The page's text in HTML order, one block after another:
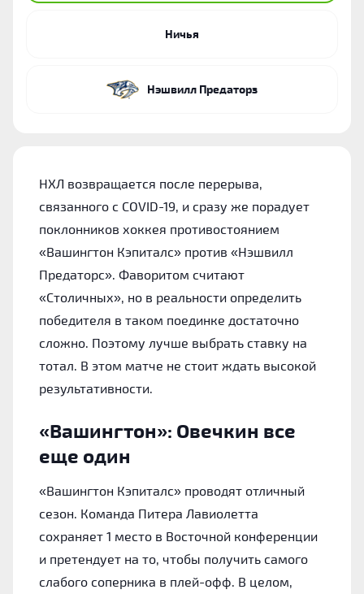
Ничья
Нэшвилл Предаторз
НХЛ возвращается после перерыва,
связанного с COVID-19, и сразу же порадует
поклонников хоккея противостоянием
«Вашингтон Кэпиталс» против «Нэшвилл
Предаторс». Фаворитом считают
«Столичных», но в реальности определить
победителя в таком поединке достаточно
сложно. Поэтому лучше выбрать ставку на
тотал. В этом матче не стоит ждать высокой
результативности.
«Вашингтон»: Овечкин все
еще один
«Вашингтон Кэпиталс» проводят отличный
сезон. Команда Питера Лавиолетта
сохраняет 1 место в Восточной конференции
и претендует на то, чтобы получить самого
слабого соперника в плей-офф. В целом,